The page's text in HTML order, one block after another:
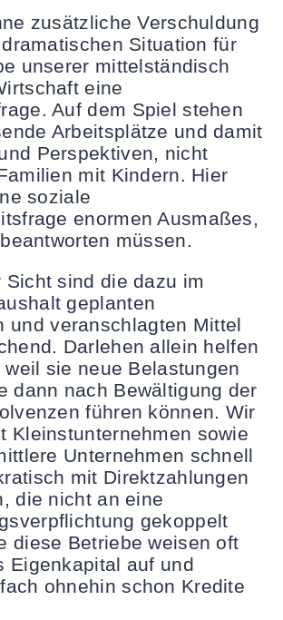
zusätzliche Verschuldung
Situation für
unserer mittelständisch
eine
Auf dem Spiel stehen
Arbeitsplätze und damit
Perspektiven, nicht
mit Kindern. Hier
soziale
enormen Ausmaßes,
müssen.
Sicht sind die dazu im
geplanten
und veranschlagten Mittel
Darlehen allein helfen
weil sie neue Belastungen
dann nach Bewältigung der
führen können. Wir
Kleinstunternehmen sowie
Unternehmen schnell
mit Direktzahlungen
die nicht an eine
gekoppelt
diese Betriebe weisen oft
Eigenkapital auf und
ohnehin schon Kredite